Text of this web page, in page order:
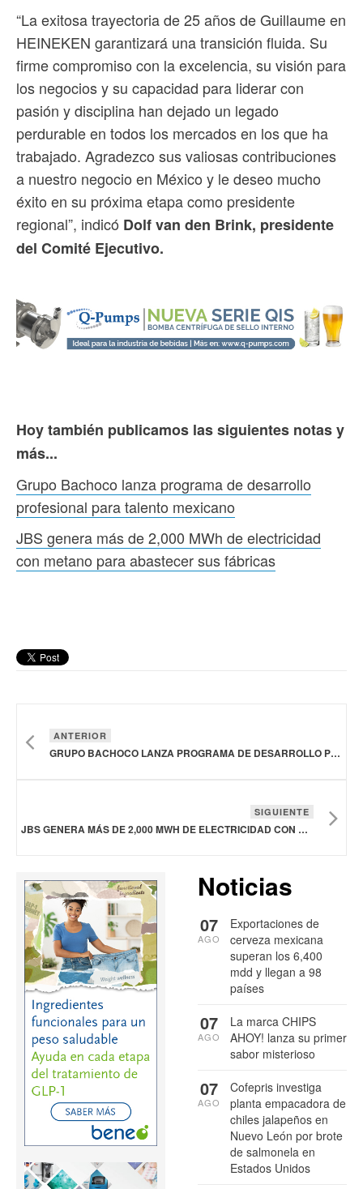
“La exitosa trayectoria de 25 años de Guillaume en
HEINEKEN garantizará una transición fluida. Su
firme compromiso con la excelencia, su visión para
los negocios y su capacidad para liderar con
pasión y disciplina han dejado un legado
perdurable en todos los mercados en los que ha
trabajado. Agradezco sus valiosas contribuciones
a nuestro negocio en México y le deseo mucho
éxito en su próxima etapa como presidente
regional”, indicó Dolf van den Brink, presidente
del Comité Ejecutivo.
Hoy también publicamos las siguientes notas y
más...
Grupo Bachoco lanza programa de desarrollo
profesional para talento mexicano
JBS genera más de 2,000 MWh de electricidad
con metano para abastecer sus fábricas
ANTERIOR
GRUPO BACHOCO LANZA PROGRAMA DE DESARROLLO PROFESIONAL PARA TALENTO MEXICANO
SIGUIENTE
JBS GENERA MÁS DE 2,000 MWH DE ELECTRICIDAD CON METANO PARA ABASTECER SUS FÁBRICAS
Noticias
Exportaciones de
cerveza mexicana
superan los 6,400
mdd y llegan a 98
países
07
AGO
La marca CHIPS
AHOY! lanza su primer
sabor misterioso
07
AGO
Cofepris investiga
planta empacadora de
chiles jalapeños en
Nuevo León por brote
de salmonela en
Estados Unidos
07
AGO